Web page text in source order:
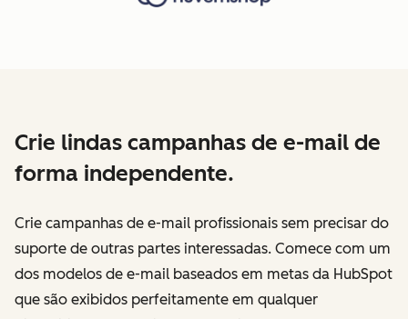
Crie lindas campanhas de e-mail de
forma independente.
Crie campanhas de e-mail profissionais sem precisar do
suporte de outras partes interessadas. Comece com um
dos modelos de e-mail baseados em metas da HubSpot
que são exibidos perfeitamente em qualquer